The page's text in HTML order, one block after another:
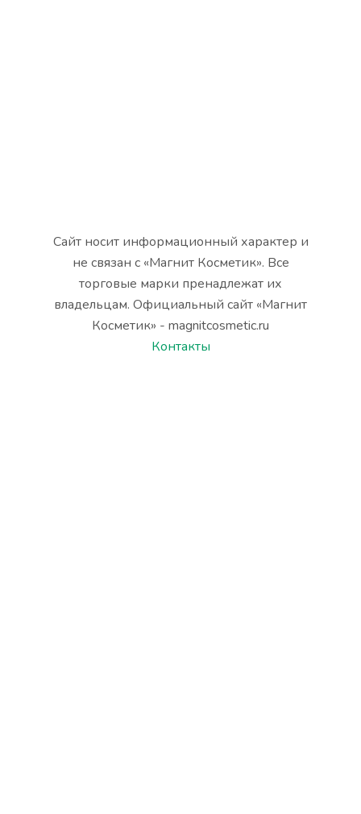
Сайт носит информационный характер и
не связан с «Магнит Косметик». Все
торговые марки пренадлежат их
владельцам. Официальный сайт «Магнит
Косметик» - magnitcosmetic.ru
Контакты